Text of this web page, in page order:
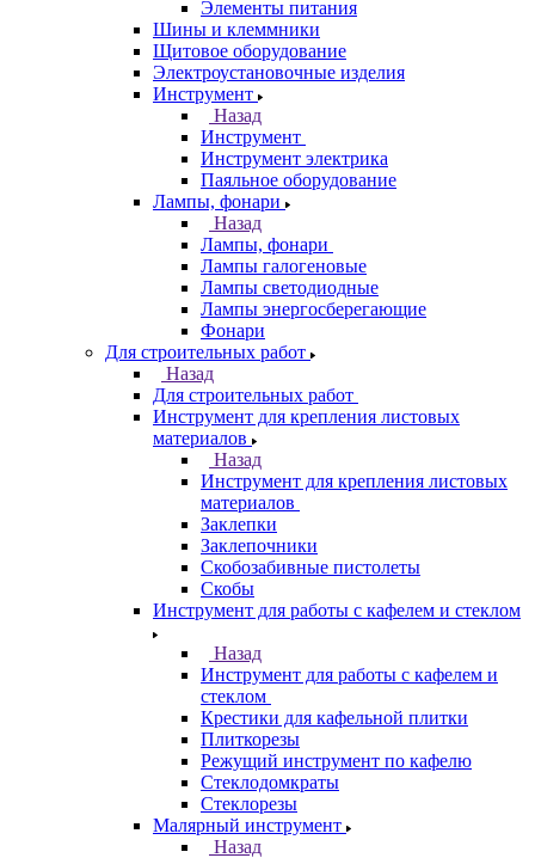
Элементы питания
Шины и клеммники
Щитовое оборудование
Электроустановочные изделия
Инструмент
Назад
Инструмент
Инструмент электрика
Паяльное оборудование
Лампы, фонари
Назад
Лампы, фонари
Лампы галогеновые
Лампы светодиодные
Лампы энергосберегающие
Фонари
Для строительных работ
Назад
Для строительных работ
Инструмент для крепления листовых
материалов
Назад
Инструмент для крепления листовых
материалов
Заклепки
Заклепочники
Скобозабивные пистолеты
Скобы
Инструмент для работы с кафелем и стеклом
Назад
Инструмент для работы с кафелем и
стеклом
Крестики для кафельной плитки
Плиткорезы
Режущий инструмент по кафелю
Стеклодомкраты
Стеклорезы
Малярный инструмент
Назад